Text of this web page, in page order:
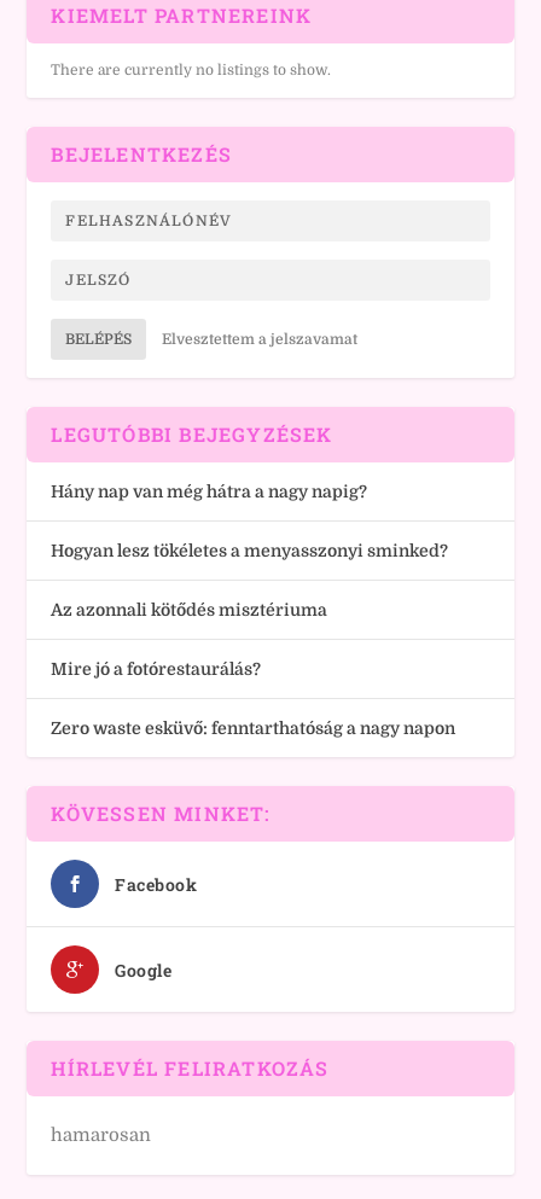
KIEMELT PARTNEREINK
There are currently no listings to show.
BEJELENTKEZÉS
BELÉPÉS Elvesztettem a jelszavamat
LEGUTÓBBI BEJEGYZÉSEK
Hány nap van még hátra a nagy napig?
Hogyan lesz tökéletes a menyasszonyi sminked?
Az azonnali kötődés misztériuma
Mire jó a fotórestaurálás?
Zero waste esküvő: fenntarthatóság a nagy napon
KÖVESSEN MINKET:
Facebook
Google
HÍRLEVÉL FELIRATKOZÁS
hamarosan